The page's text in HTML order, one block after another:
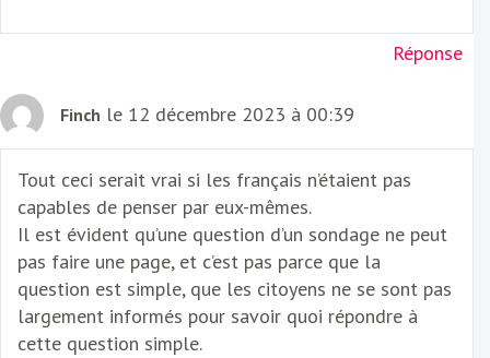
Réponse
Finch le 12 décembre 2023 à 00:39
Tout ceci serait vrai si les français n’étaient pas
capables de penser par eux-mêmes.
Il est évident qu’une question d’un sondage ne peut
pas faire une page, et c’est pas parce que la
question est simple, que les citoyens ne se sont pas
largement informés pour savoir quoi répondre à
cette question simple.